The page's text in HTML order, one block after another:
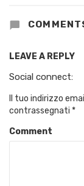
LEAVE A REPLY
Social connect:
Il tuo indirizzo
contrassegnati *
Comment